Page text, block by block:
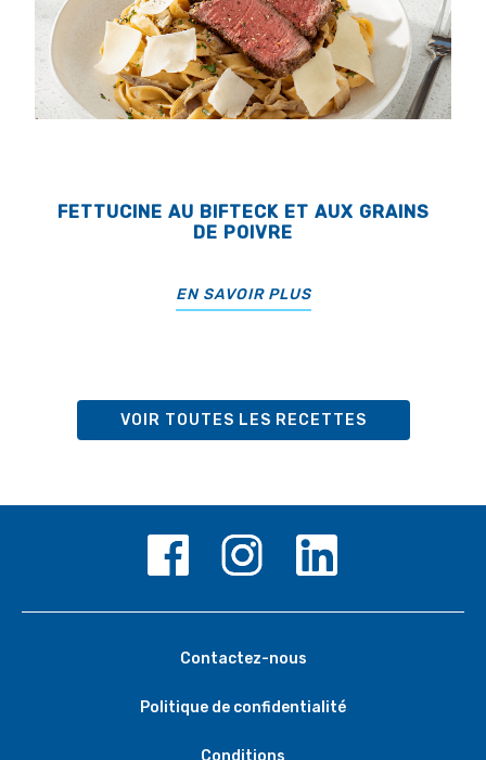
FETTUCINE AU BIFTECK ET AUX GRAINS
DE POIVRE
EN SAVOIR PLUS
VOIR TOUTES LES RECETTES
Contactez-nous
Politique de confidentialité